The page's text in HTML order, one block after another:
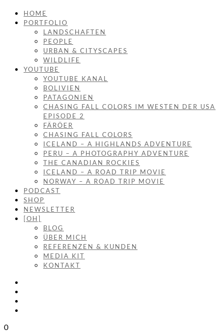
HOME
PORTFOLIO
LANDSCHAFTEN
PEOPLE
URBAN & CITYSCAPES
WILDLIFE
YOUTUBE
YOUTUBE KANAL
BOLIVIEN
PATAGONIEN
CHASING FALL COLORS IM WESTEN DER USA
EPISODE 2
FÄRÖER
CHASING FALL COLORS
ICELAND – A HIGHLANDS ADVENTURE
PERU – A PHOTOGRAPHY ADVENTURE
THE CANADIAN ROCKIES
ICELAND – A ROAD TRIP MOVIE
NORWAY – A ROAD TRIP MOVIE
PODCAST
SHOP
NEWSLETTER
[OH]
BLOG
ÜBER MICH
REFERENZEN & KUNDEN
MEDIA KIT
KONTAKT
0